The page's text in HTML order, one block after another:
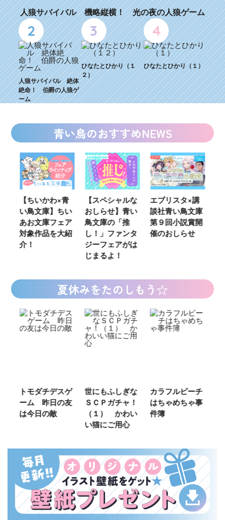
人狼サバイバル 機略縦横！ 光の夜の人狼ゲーム
2
人狼サバイバル 絶体
絶命！ 伯爵の人狼ゲ
ーム
3
ひなたとひかり（１
２）
4
ひなたとひかり（１）
青い鳥のおすすめNEWS
【ちいかわ×青
い鳥文庫】ちい
あお文庫フェア
対象作品を大紹
介！
【スペシャルな
おしらせ】青い
鳥文庫の「推
し！」ファンタ
ジーフェアがは
じまるよ！
エブリスタ×講
談社青い鳥文庫
第９回小説賞開
催のおしらせ
夏休みをたのしもう☆
トモダチデスゲ
ーム 昨日の友
は今日の敵
世にもふしぎな
ＳＣＰガチャ！
（１） かわい
い猫にご用心
カラフルピーチ
はちゃめちゃ事
件簿